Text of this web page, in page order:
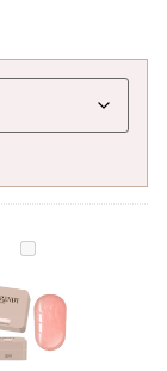
Modeling
gel
FRAPPE
Trendy
nails
15ml